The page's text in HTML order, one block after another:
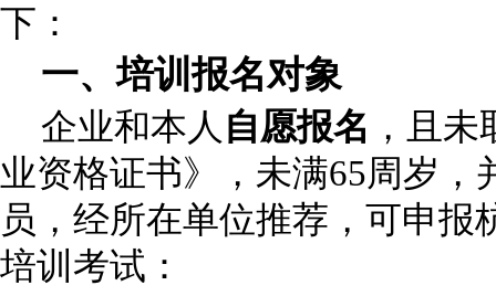
下：
一、培训报名对象
企业和本人 自愿报名 ，且
业资格证书》，未满65周岁，
员，经所在单位推荐，可申报
培训考试：